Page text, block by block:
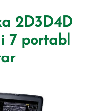
2D3D4D
7 portabl